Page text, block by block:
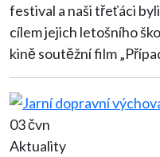
festival a naši třeťáci
cílem jejich letošního
kině soutěžní film
03 čvn
Aktuality